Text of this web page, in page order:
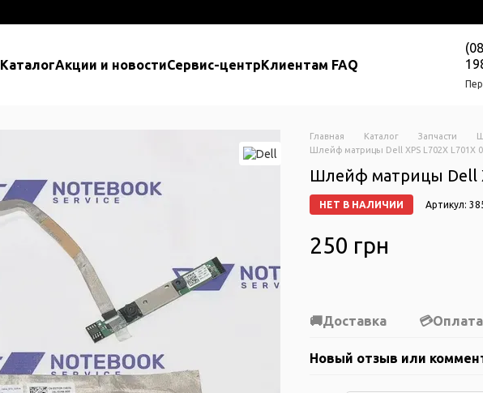
КаталогАкции и новостиСервис-центрКлиентам FAQ
Главная Каталог Запчасти
Шлейф матрицы Dell XPS L702X L701X
Шлейф матрицы Dell
НЕТ В НАЛИЧИИ Артикул:
250 грн
Доставка Оплата
Новый отзыв или